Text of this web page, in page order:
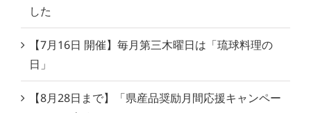
した
【7月16日 開催】毎月第三木曜日は「琉球料理の
日」
【8月28日まで】「県産品奨励月間応援キャンペー